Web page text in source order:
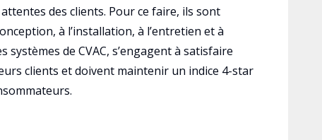
des clients. Pour ce faire, ils sont
à l’installation, à l’entretien et à
systèmes de CVAC, s’engagent à satisfaire
clients et doivent maintenir un indice 4-star